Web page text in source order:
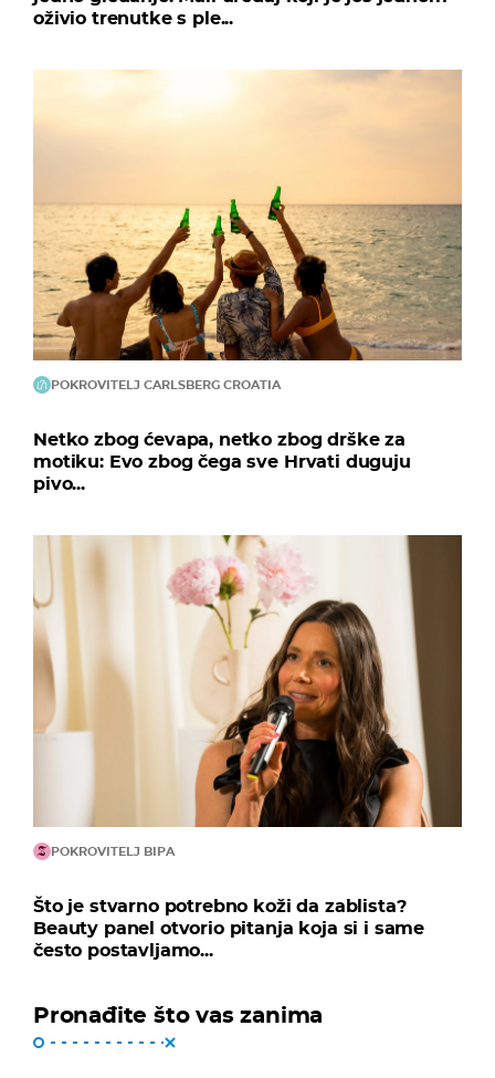
oživio trenutke s ple...
POKROVITELJ CARLSBERG CROATIA
Netko zbog ćevapa, netko zbog drške za
motiku: Evo zbog čega sve Hrvati duguju
pivo...
POKROVITELJ BIPA
Što je stvarno potrebno koži da zablista?
Beauty panel otvorio pitanja koja si i same
često postavljamo...
Pronađite što vas zanima